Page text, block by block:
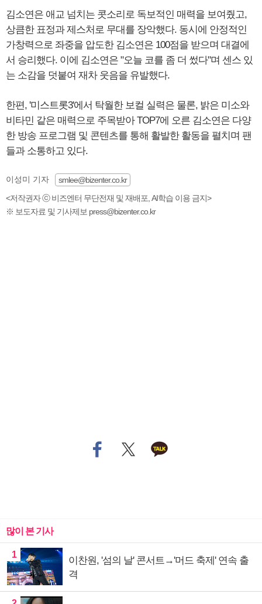
김소연은 애교 넘치는 콧소리로 독보적인 매력을 보여줬고,
상큼한 표정과 제스처로 무대를 장악했다. 동시에 안정적인
가창력으로 좌중을 압도한 김소연은 100점을 받으며 대결에
서 승리했다. 이에 김소연은 "오늘 코를 좀 더 썼다"며 센스 있
는 소감을 덧붙여 재차 웃음을 유발했다.
한편, '미스트롯3'에서 탁월한 보컬 실력은 물론, 밝은 미소와
비타민 같은 매력으로 주목받아 TOP7에 오른 김소연은 다양
한 방송 프로그램 및 콘텐츠를 통해 활발한 활동을 펼치며 팬
들과 소통하고 있다.
이성미 기자
smlee@bizenter.co.kr
<저작권자 ⓒ 비즈엔터 무단전재 및 재배포, AI학습 이용 금지>
※ 보도자료 및 기사제보 press@bizenter.co.kr
많이 본 기사
1
이찬원, '섬의 날' 콘서트→'머드 축제' 연속 출
격